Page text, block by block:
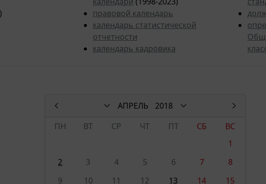
)
правовой календарь
календарь статистической
отчетности
календарь кадровика
АПРЕЛЬ
2018
ПН
ВТ СР ЧТ ПТ СБ
ВС
1
2
3 4 5 6 7
8
9
10 11 12 13 14
15